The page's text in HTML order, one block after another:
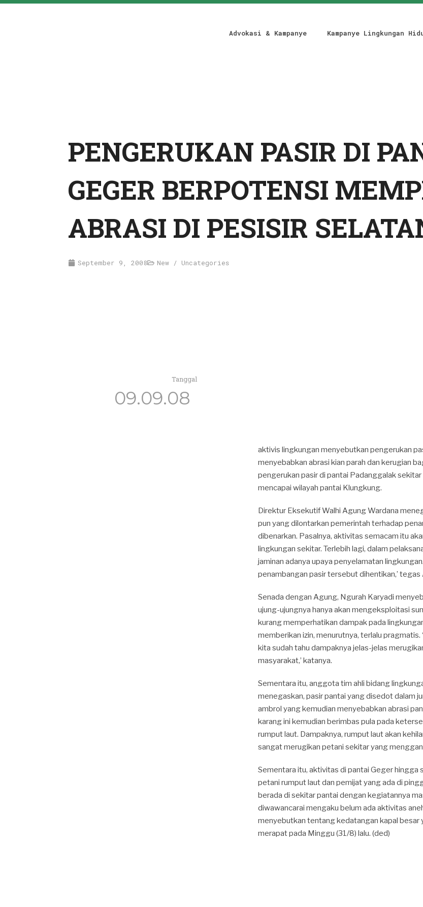
Advokasi & Kampanye Kampanye Lingkungan
PENGERUKAN PASIR DI
GEGER BERPOTENSI
ABRASI DI PESISIR
September 9, 2008 New / Uncategories
Tanggal
09.09.08
aktivis lingkungan menyebutkan pengerukan
menyebabkan abrasi kian parah dan kerugian
pengerukan pasir di pantai Padanggalak
mencapai wilayah pantai Klungkung.
Direktur Eksekutif Walhi Agung Wardana
pun yang dilontarkan pemerintah terhadap
dibenarkan. Pasalnya, aktivitas semacam itu
lingkungan sekitar. Terlebih lagi, dalam
jaminan adanya upaya penyelamatan
penambangan pasir tersebut dihentikan,’ tegas
Senada dengan Agung, Ngurah Karyadi
ujung-ujungnya hanya akan mengeksploitasi
kurang memperhatikan dampak pada
memberikan izin, menurutnya, terlalu pragmatis.
kita sudah tahu dampaknya jelas-jelas
masyarakat,’ katanya.
Sementara itu, anggota tim ahli bidang
menegaskan, pasir pantai yang disedot dalam
ambrol yang kemudian menyebabkan abrasi
karang ini kemudian berimbas pula pada
rumput laut. Dampaknya, rumput laut akan
sangat merugikan petani sekitar yang
Sementara itu, aktivitas di pantai Geger hingga
petani rumput laut dan pemijat yang ada di
berada di sekitar pantai dengan kegiatannya
diwawancarai mengaku belum ada aktivitas
menyebutkan tentang kedatangan kapal besar
merapat pada Minggu (31/8) lalu. (ded)